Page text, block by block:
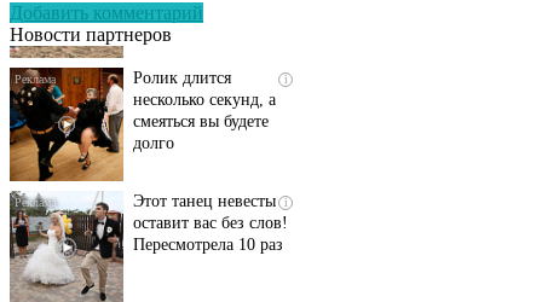
Добавить комментарий
Новости партнеров
несколько секунд, а
смеяться вы будете
долго
оставит вас без слов!
Пересмотрела 10 раз